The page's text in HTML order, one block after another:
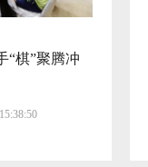
“棋”聚腾冲